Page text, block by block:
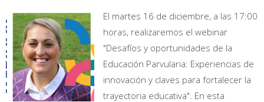
El martes 16 de diciembre, a las 17:00
horas, realizaremos el webinar
"Desafíos y oportunidades de la
Educación Parvularia: Experiencias de
innovación y claves para fortalecer la
trayectoria educativa". En esta